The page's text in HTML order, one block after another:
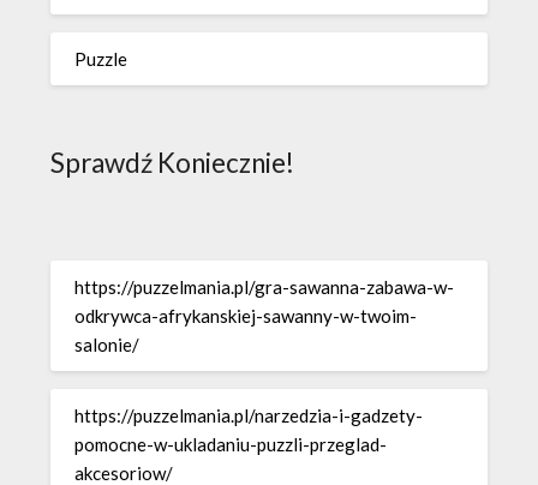
Puzzle
Sprawdź Koniecznie!
https://puzzelmania.pl/gra-sawanna-zabawa-w-
odkrywca-afrykanskiej-sawanny-w-twoim-
salonie/
https://puzzelmania.pl/narzedzia-i-gadzety-
pomocne-w-ukladaniu-puzzli-przeglad-
akcesoriow/